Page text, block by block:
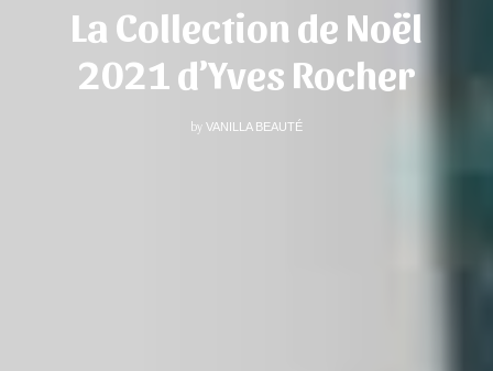
La Collection de Noël
2021 d’Yves Rocher
by VANILLA BEAUTÉ